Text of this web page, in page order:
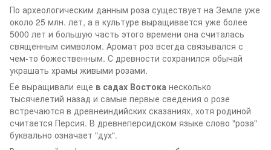
По археологическим данным роза существует на Земле уже
около 25 млн. лет, а в культуре выращивается уже более
5000 лет и большую часть этого времени она считалась
священным символом. Аромат роз всегда связывался с
чем-то божественным. С древности сохранился обычай
украшать храмы живыми розами.
Ее выращивали еще в садах Востока несколько
тысячелетий назад и самые первые сведения о розе
встречаются в древнеиндийских сказаниях, хотя родиной
считается Персия. В древнеперсидском языке слово "роза"
буквально означает "дух".